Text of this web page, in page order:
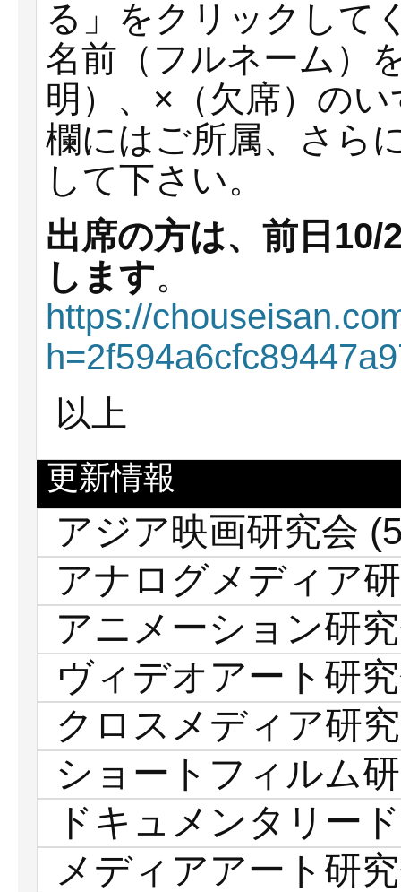
る」をクリックして
名前（フルネーム）
明）、×（欠席）の
欄にはご所属、さら
して下さい。
出席の方は、前日
します。
https://
以上
更新情報
アジア映画研究会
アナログメディア
アニメーション研
ヴィデオアート研
クロスメディア研
ショートフィルム
ドキュメンタリー
メディアアート研